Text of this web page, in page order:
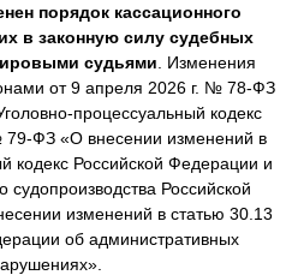
порядок кассационного
в законную силу судебных
судьями . Изменения
от 9 апреля 2026 г. № 78-ФЗ
процессуальный кодекс
ФЗ «О внесении изменений в
кодекс Российской Федерации и
судопроизводства Российской
изменений в статью 30.13
об административных